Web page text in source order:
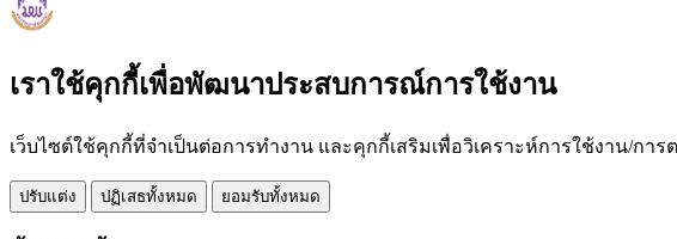
เราใช้คุกกี้เพื่อพัฒนาประสบการณ์การใช้งาน
เว็บไซต์ใช้คุกกี้ที่จำเป็นต่อการทำงาน และคุกกี้เสริมเพื่อวิเคราะห์การใช้งาน/กา
ปรับแต่ง ปฏิเสธทั้งหมด ยอมรับทั้งหมด